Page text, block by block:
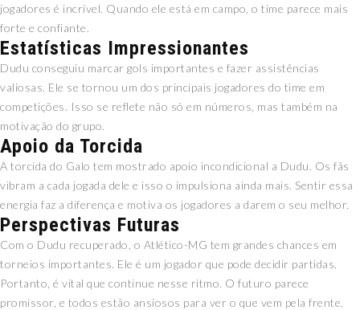
jogadores é incrível. Quando ele está em campo, o time parece mais
forte e confiante.
Estatísticas Impressionantes
Dudu conseguiu marcar gols importantes e fazer assistências
valiosas. Ele se tornou um dos principais jogadores do time em
competições. Isso se reflete não só em números, mas também na
motivação do grupo.
Apoio da Torcida
A torcida do Galo tem mostrado apoio incondicional a Dudu. Os fãs
vibram a cada jogada dele e isso o impulsiona ainda mais. Sentir essa
energia faz a diferença e motiva os jogadores a darem o seu melhor.
Perspectivas Futuras
Com o Dudu recuperado, o Atlético-MG tem grandes chances em
torneios importantes. Ele é um jogador que pode decidir partidas.
Portanto, é vital que continue nesse ritmo. O futuro parece
promissor, e todos estão ansiosos para ver o que vem pela frente.